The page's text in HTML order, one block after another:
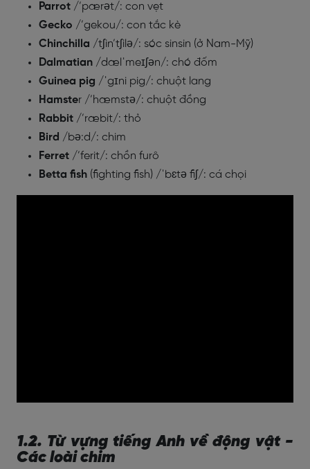
Parrot /’pærət/: con vẹt
Gecko /’gekou/: con tắc kè
Chinchilla /tʃin’tʃilə/: sóc sinsin (ở Nam-Mỹ)
Dalmatian /dælˈmeɪʃən/: chó đốm
Guinea pig /ˈgɪni pig/: chuột lang
Hamster /’hæmstə/: chuột đồng
Rabbit /’ræbit/: thỏ
Bird /bə:d/: chim
Ferret /’ferit/: chồn furô
Betta fish (fighting fish) /ˈbɛtə fiʃ/: cá chọi
1.2. Từ vựng tiếng Anh về động vật -
Các loài chim